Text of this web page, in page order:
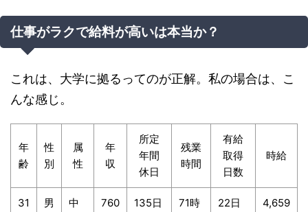
仕事がラクで給料が高いは本当か？
これは、大学に拠るってのが正解。私の場合は、こ
んな感じ。
年
齢
性
別
属
性
年
収
所定
年間
休日
残業
時間
有給
取得
日数
時給
31 男
中
760
135日
71時
22日
4,659